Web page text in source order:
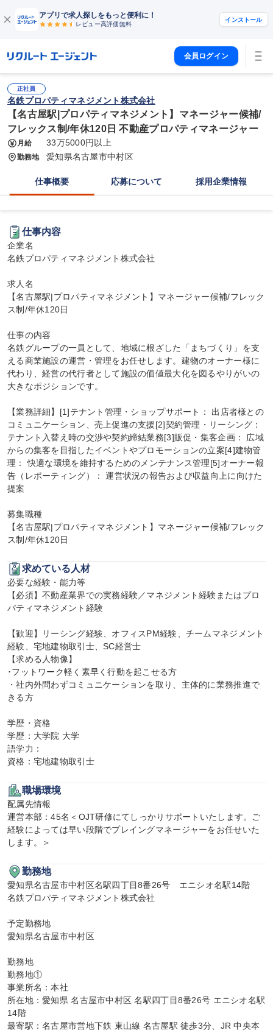
アプリで求人探しをもっと便利に！
レビュー高評価無料
インストール
会員ログイン
正社員
名鉄プロパティマネジメント株式会社
【名古屋駅|プロパティマネジメント】マネージャー候補/
フレックス制/年休120日 不動産プロパティマネージャー
月給 33万5000円以上
勤務地 愛知県名古屋市中村区
仕事概要 応募について 採用企業情報
仕事内容
企業名
名鉄プロパティマネジメント株式会社
求人名
【名古屋駅|プロパティマネジメント】マネージャー候補/フレック
ス制/年休120日
仕事の内容
名鉄グループの一員として、地域に根ざした「まちづくり」を支
える商業施設の運営・管理をお任せします。建物のオーナー様に
代わり、経営の代行者として施設の価値最大化を図るやりがいの
大きなポジションです。
【業務詳細】[1]テナント管理・ショップサポート： 出店者様との
コミュニケーション、売上促進の支援[2]契約管理・リーシング：
テナント入替え時の交渉や契約締結業務[3]販促・集客企画： 広域
からの集客を目指したイベントやプロモーションの立案[4]建物管
理： 快適な環境を維持するためのメンテナンス管理[5]オーナー報
告（レポーティング）： 運営状況の報告および収益向上に向けた
提案
募集職種
【名古屋駅|プロパティマネジメント】マネージャー候補/フレック
ス制/年休120日
求めている人材
必要な経験・能力等
【必須】不動産業界での実務経験／マネジメント経験またはプロ
パティマネジメント経験
【歓迎】リーシング経験、オフィスPM経験、チームマネジメント
経験、宅地建物取引士、SC経営士
【求める人物像】
･フットワーク軽く素早く行動を起こせる方
・社内外問わずコミュニケーションを取り、主体的に業務推進で
きる方
学歴・資格
学歴：大学院 大学
語学力：
資格：宅地建物取引士
職場環境
配属先情報
運営本部：45名＜OJT研修にてしっかりサポートいたします。ご
経験によっては早い段階でプレイングマネージャーをお任せいた
します。＞
勤務地
愛知県名古屋市中村区名駅四丁目8番26号　エニシオ名駅14階
名鉄プロパティマネジメント株式会社
予定勤務地
愛知県名古屋市中村区
勤務地
勤務地①
事業所名：本社
所在地：愛知県 名古屋市中村区 名駅四丁目8番26号 エニシオ名駅
14階
最寄駅：名古屋市営地下鉄 東山線 名古屋駅 徒歩3分、JR 中央本